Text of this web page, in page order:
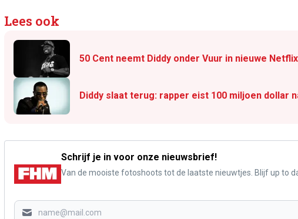
Lees ook
50 Cent neemt Diddy onder Vuur in nieuwe
Diddy slaat terug: rapper eist 100 miljoen dollar
Schrijf je in voor onze nieuwsbrief!
Van de mooiste fotoshoots tot de laatste nieuwtjes. Blijf up to